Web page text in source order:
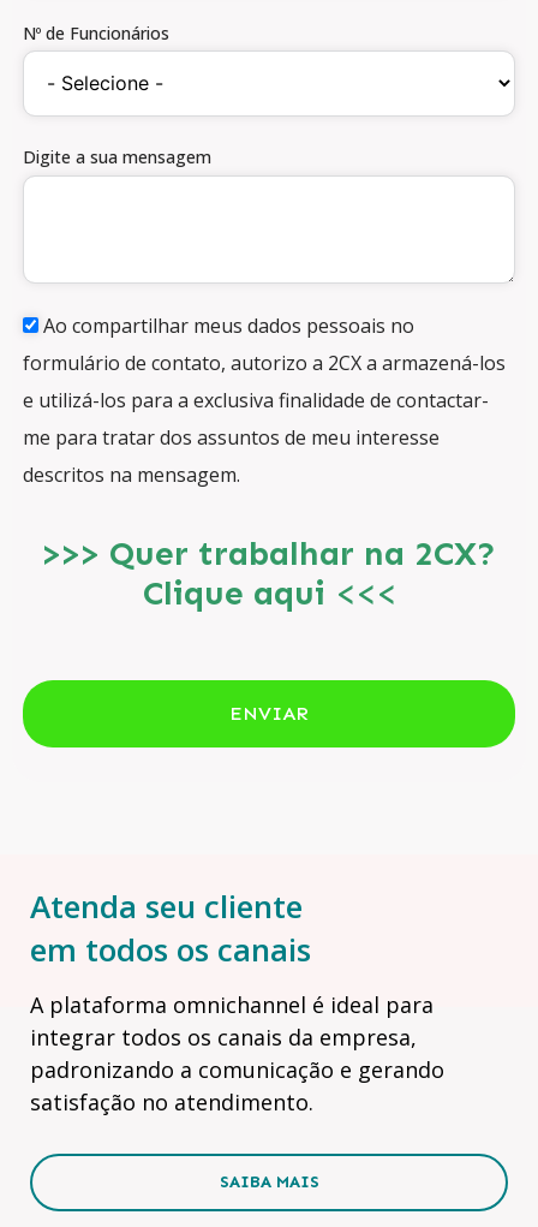
Nº de Funcionários
Digite a sua mensagem
Ao compartilhar meus dados pessoais no
formulário de contato, autorizo a 2CX a armazená-los
e utilizá-los para a exclusiva finalidade de contactar-
me para tratar dos assuntos de meu interesse
descritos na mensagem.
>>> Quer trabalhar na 2CX?
Clique aqui <<<
ENVIAR
Atenda seu cliente
em todos os canais
A plataforma omnichannel é ideal para
integrar todos os canais da empresa,
padronizando a comunicação e gerando
satisfação no atendimento.
SAIBA MAIS